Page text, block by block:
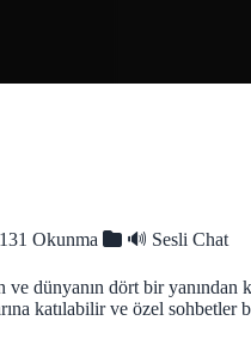
131 Okunma 🔊 Sesli Chat
dünyanın dört bir yanından
katılabilir ve özel sohbetler